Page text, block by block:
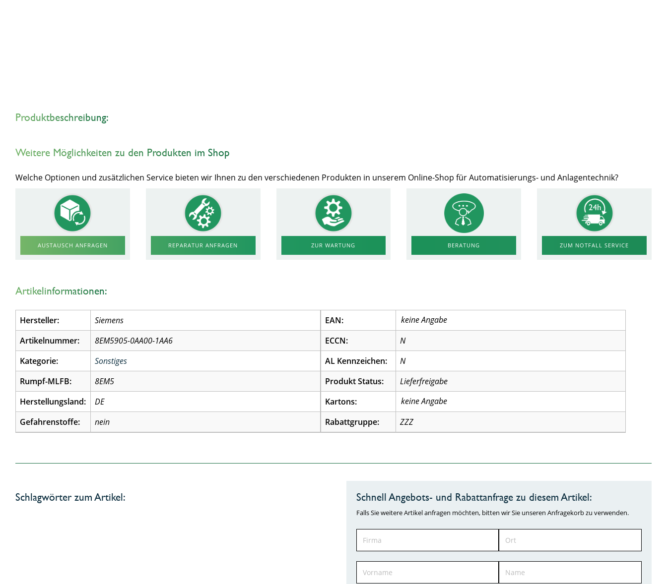
Produktbeschreibung:
Weitere Möglichkeiten zu den Produkten im Shop
Welche Optionen und zusätzlichen Service bieten wir Ihnen zu den verschiedenen Produkten in unserem Online-Shop für Automatisierungs- und Anlagentechnik?
AUSTAUSCH ANFRAGEN REPARATUR ANFRAGEN ZUR WARTUNG BERATUNG ZUM NOTFALL SERVICE
Artikelinformationen:
Hersteller:
Siemens
Artikelnummer:
8EM5905-0AA00-1AA6
Kategorie:
Sonstiges
Rumpf-MLFB:
8EM5
Herstellungsland:
DE
Gefahrenstoffe:
nein
EAN:
ECCN:
N
AL Kennzeichen:
N
Produkt Status:
Lieferfreigabe
Kartons:
Rabattgruppe:
ZZZ
Schlagwörter zum Artikel: Schnell Angebots- und Rabattanfrage zu diesem Artikel:
Falls Sie weitere Artikel anfragen möchten, bitten wir Sie unseren Anfragekorb zu verwenden.